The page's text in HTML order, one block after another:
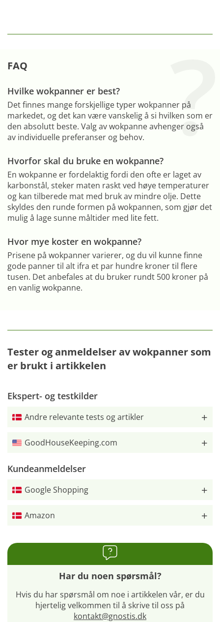
FAQ
Hvilke wokpanner er best?
Det finnes mange forskjellige typer wokpanner på
markedet, og det kan være vanskelig å si hvilken som er
den absolutt beste. Valg av wokpanne avhenger også
av individuelle preferanser og behov.
Hvorfor skal du bruke en wokpanne?
En wokpanne er fordelaktig fordi den ofte er laget av
karbonstål, steker maten raskt ved høye temperaturer
og kan tilberede mat med bruk av mindre olje. Dette
skyldes den runde formen på wokpannen, som gjør det
mulig å lage sunne måltider med lite fett.
Hvor mye koster en wokpanne?
Prisene på wokpanner varierer, og du vil kunne finne
gode panner til alt ifra et par hundre kroner til flere
tusen. Det anbefales at du bruker rundt 500 kroner på
en vanlig wokpanne.
Tester og anmeldelser av wokpanner som
er brukt i artikkelen
Ekspert- og testkilder
Andre relevante tests og artikler
GoodHouseKeeping.com
Kundeanmeldelser
Google Shopping
Amazon
Har du noen spørsmål?
Hvis du har spørsmål om noe i artikkelen vår, er du
hjertelig velkommen til å skrive til oss på
kontakt@gnostis.dk